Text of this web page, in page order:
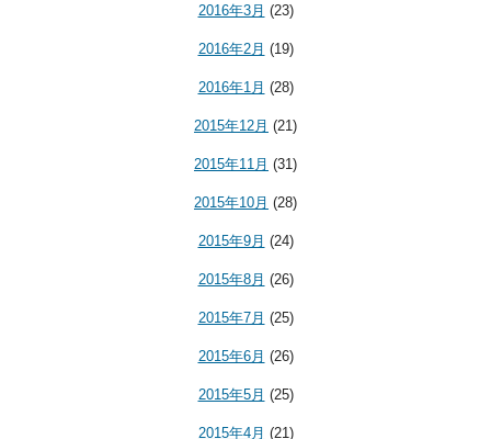
2016年3月 (23)
2016年2月 (19)
2016年1月 (28)
2015年12月 (21)
2015年11月 (31)
2015年10月 (28)
2015年9月 (24)
2015年8月 (26)
2015年7月 (25)
2015年6月 (26)
2015年5月 (25)
2015年4月 (21)